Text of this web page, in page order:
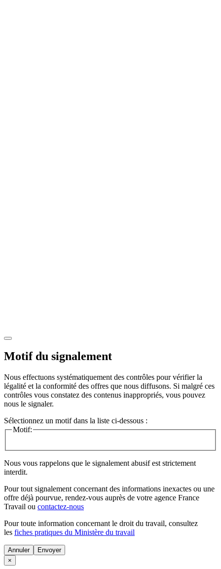
Motif du signalement
Nous effectuons systématiquement des contrôles pour vérifier la
légalité et la conformité des offres que nous diffusons. Si malgré ces
contrôles vous constatez des contenus inappropriés, vous pouvez
nous le signaler.
Sélectionnez un motif dans la liste ci-dessous :
Motif:
Nous vous rappelons que le signalement abusif est strictement
interdit.
Pour tout signalement concernant des informations inexactes ou une
offre déjà pourvue, rendez-vous auprès de votre agence France
Travail ou contactez-nous
Pour toute information concernant le droit du travail, consultez
les fiches pratiques du Ministère du travail
Annuler
×